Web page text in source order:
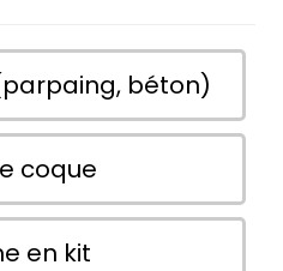
béton)
coque
en kit